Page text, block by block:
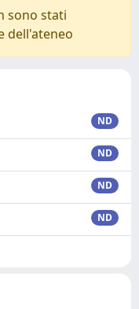
sono stati
dell'ateneo
ND
ND
ND
ND